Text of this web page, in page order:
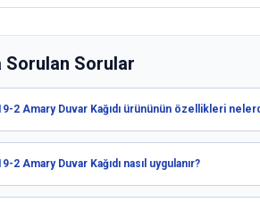
Sorulan Sorular
2 Amary Duvar Kağıdı ürününün özellikleri
2 Amary Duvar Kağıdı nasıl uygulanır?